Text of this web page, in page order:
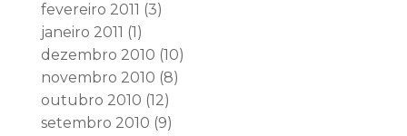
fevereiro 2011 (3)
janeiro 2011 (1)
dezembro 2010 (10)
novembro 2010 (8)
outubro 2010 (12)
setembro 2010 (9)